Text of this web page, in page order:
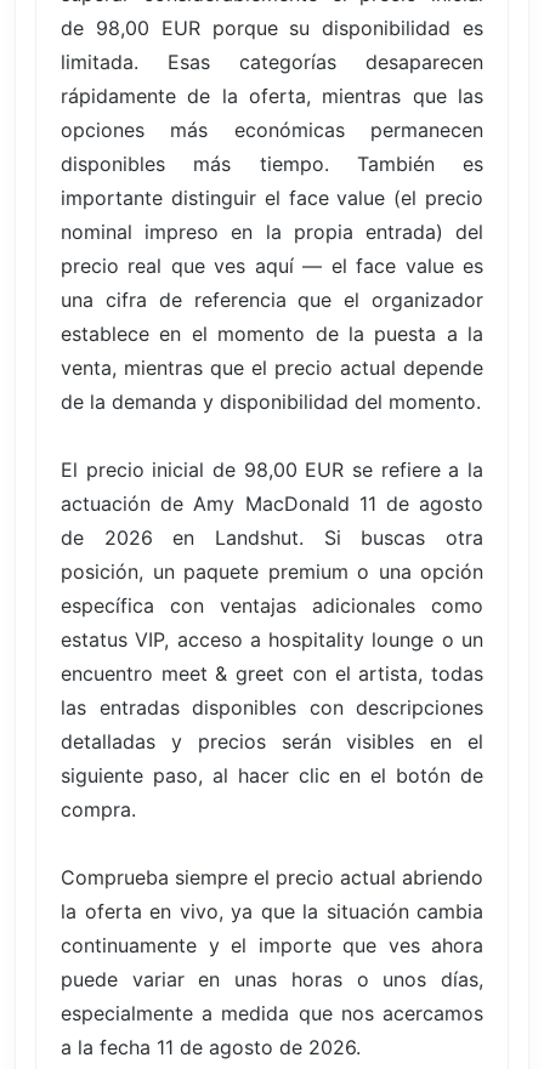
de 98,00 EUR porque su disponibilidad es
limitada. Esas categorías desaparecen
rápidamente de la oferta, mientras que las
opciones más económicas permanecen
disponibles más tiempo. También es
importante distinguir el face value (el precio
nominal impreso en la propia entrada) del
precio real que ves aquí — el face value es
una cifra de referencia que el organizador
establece en el momento de la puesta a la
venta, mientras que el precio actual depende
de la demanda y disponibilidad del momento.
El precio inicial de 98,00 EUR se refiere a la
actuación de Amy MacDonald 11 de agosto
de 2026 en Landshut. Si buscas otra
posición, un paquete premium o una opción
específica con ventajas adicionales como
estatus VIP, acceso a hospitality lounge o un
encuentro meet & greet con el artista, todas
las entradas disponibles con descripciones
detalladas y precios serán visibles en el
siguiente paso, al hacer clic en el botón de
compra.
Comprueba siempre el precio actual abriendo
la oferta en vivo, ya que la situación cambia
continuamente y el importe que ves ahora
puede variar en unas horas o unos días,
especialmente a medida que nos acercamos
a la fecha 11 de agosto de 2026.